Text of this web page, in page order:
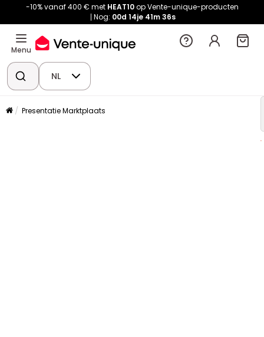
-10% vanaf 400 € met HEAT10op Vente-unique-producten
Nog: 00d 14je 41m36s
Menu
NL
Presentatie Marktplaats